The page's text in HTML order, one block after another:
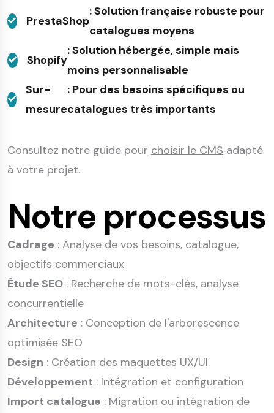
PrestaShop
: Solution française robuste pour
catalogues moyens
Shopify
: Solution hébergée, simple mais
moins personnalisable
Sur-
mesure
: Pour des besoins spécifiques ou
catalogues très importants
Consultez notre guide pour choisir le CMS adapté
à votre projet.
Notre processus
Cadrage : Analyse de vos besoins, catalogue,
objectifs commerciaux
Étude SEO : Recherche de mots-clés, analyse
concurrentielle
Architecture : Conception de l'arborescence
optimisée SEO
Design : Création des maquettes UX/UI
Développement : Intégration et configuration
Import catalogue : Migration ou intégration de